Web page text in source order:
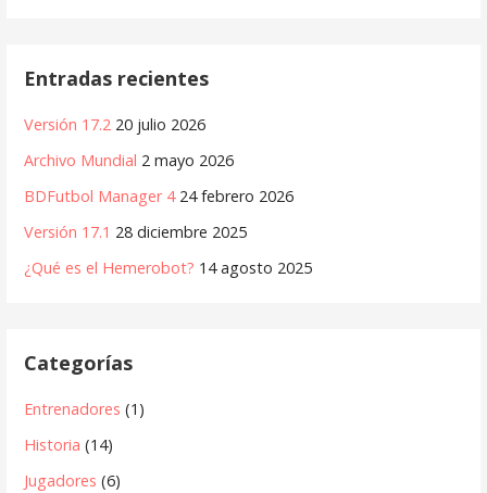
Entradas recientes
Versión 17.2 20 julio 2026
Archivo Mundial 2 mayo 2026
BDFutbol Manager 4 24 febrero 2026
Versión 17.1 28 diciembre 2025
¿Qué es el Hemerobot? 14 agosto 2025
Categorías
Entrenadores (1)
Historia (14)
Jugadores (6)